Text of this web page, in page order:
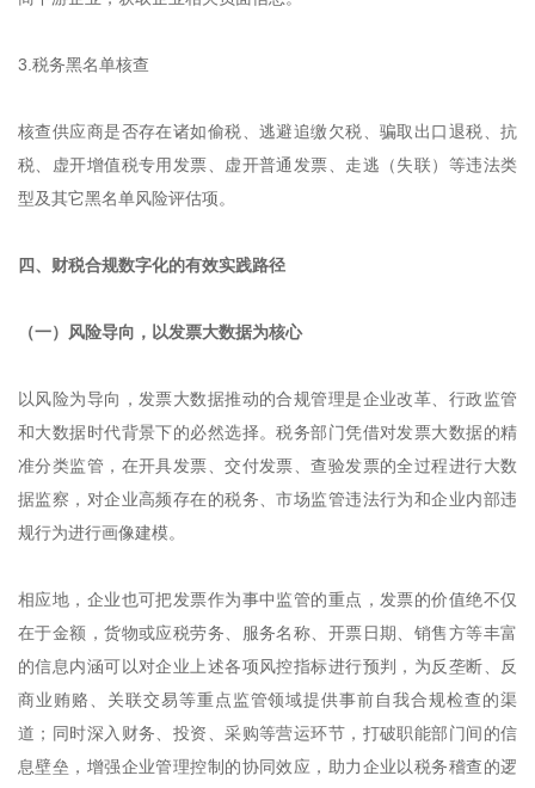
3.税务黑名单核查
核查供应商是否存在诸如偷税、逃避追缴欠税、骗取出口退税、抗
税、虚开增值税专用发票、虚开普通发票、走逃（失联）等违法类
型及其它黑名单风险评估项。
四、财税合规数字化的有效实践路径
（一）风险导向，以发票大数据为核心
以风险为导向，发票大数据推动的合规管理是企业改革、行政监管
和大数据时代背景下的必然选择。税务部门凭借对发票大数据的精
准分类监管，在开具发票、交付发票、查验发票的全过程进行大数
据监察，对企业高频存在的税务、市场监管违法行为和企业内部违
规行为进行画像建模。
相应地，企业也可把发票作为事中监管的重点，发票的价值绝不仅
在于金额，货物或应税劳务、服务名称、开票日期、销售方等丰富
的信息内涵可以对企业上述各项风控指标进行预判，为反垄断、反
商业贿赂、关联交易等重点监管领域提供事前自我合规检查的渠
道；同时深入财务、投资、采购等营运环节，打破职能部门间的信
息壁垒，增强企业管理控制的协同效应，助力企业以税务稽查的逻